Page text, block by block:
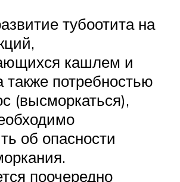
тубоотита на
кашлем и
также потребностью
(высморкаться),
об опасности
поочередно